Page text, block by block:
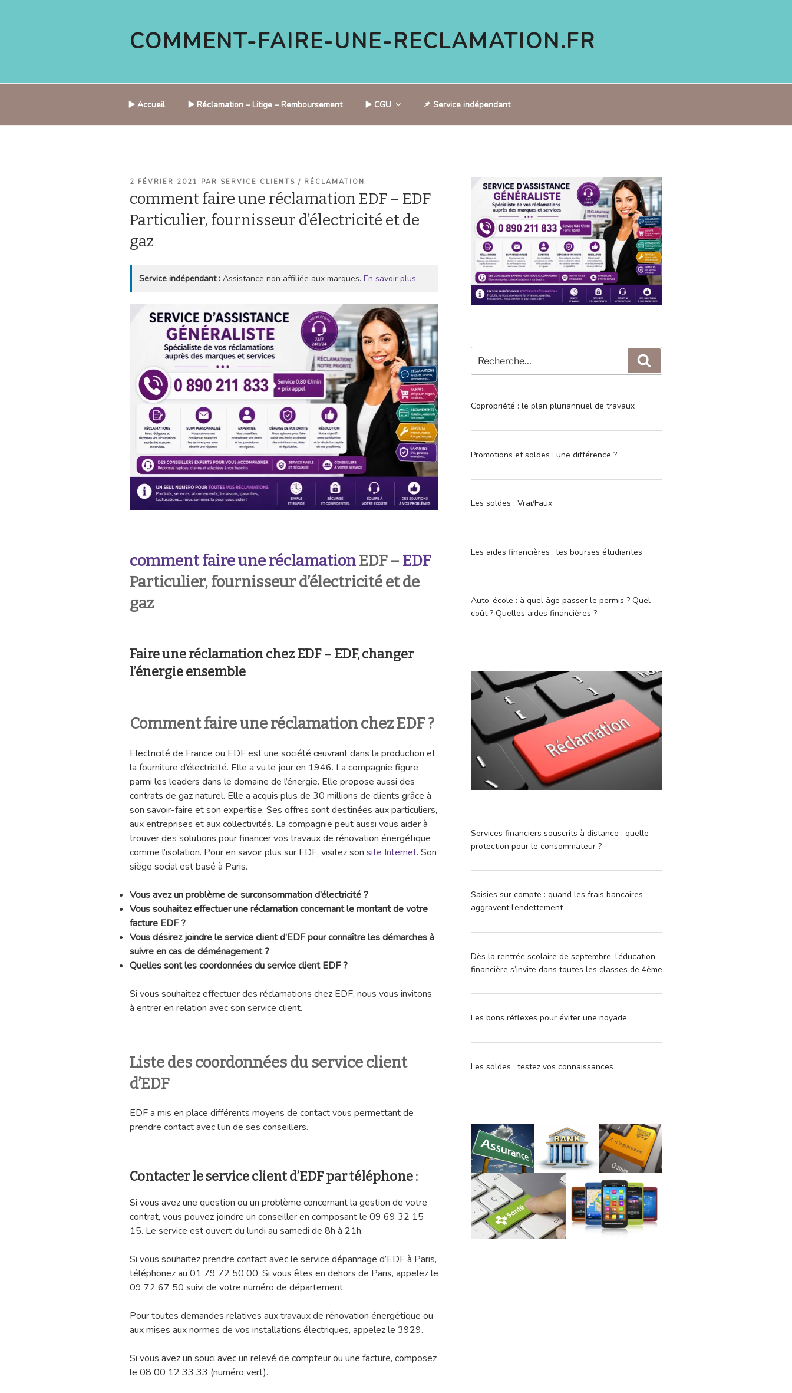
COMMENT-FAIRE-UNE-RECLAMATION.FR
▶️ Accueil ▶️ Réclamation – Litige – Remboursement ▶️ CGU 📌 Service indépendant
PUBLIÉ
2 FÉVRIER 2021 PAR SERVICE CLIENTS / RÉCLAMATION
comment faire une réclamation EDF – EDF
Particulier, fournisseur d’électricité et de
gaz
Service indépendant : Assistance non affiliée aux marques. En savoir plus
comment faire une réclamationEDF – EDF
Particulier, fournisseur d’électricité et de
gaz
Faire une réclamation chez EDF – EDF, changer
l’énergie ensemble
Comment faire une réclamation chez EDF ?
Electricité de France ou EDF est une société œuvrant dans la production et
la fourniture d’électricité. Elle a vu le jour en 1946. La compagnie figure
parmi les leaders dans le domaine de l’énergie. Elle propose aussi des
contrats de gaz naturel. Elle a acquis plus de 30 millions de clients grâce à
son savoir-faire et son expertise. Ses offres sont destinées aux particuliers,
aux entreprises et aux collectivités. La compagnie peut aussi vous aider à
trouver des solutions pour financer vos travaux de rénovation énergétique
comme l’isolation. Pour en savoir plus sur EDF, visitez son site Internet. Son
siège social est basé à Paris.
Vous avez un problème de surconsommation d’électricité ?
Vous souhaitez effectuer une réclamation concernant le montant de votre
facture EDF ?
Vous désirez joindre le service client d’EDF pour connaître les démarches à
suivre en cas de déménagement ?
Quelles sont les coordonnées du service client EDF ?
Si vous souhaitez effectuer des réclamations chez EDF, nous vous invitons
à entrer en relation avec son service client.
Liste des coordonnées du service client
d’EDF
EDF a mis en place différents moyens de contact vous permettant de
prendre contact avec l’un de ses conseillers.
Contacter le service client d’EDF par téléphone :
Si vous avez une question ou un problème concernant la gestion de votre
contrat, vous pouvez joindre un conseiller en composant le 09 69 32 15
15. Le service est ouvert du lundi au samedi de 8h à 21h.
Si vous souhaitez prendre contact avec le service dépannage d’EDF à Paris,
téléphonez au 01 79 72 50 00. Si vous êtes en dehors de Paris, appelez le
09 72 67 50 suivi de votre numéro de département.
Pour toutes demandes relatives aux travaux de rénovation énergétique ou
aux mises aux normes de vos installations électriques, appelez le 3929.
Si vous avez un souci avec un relevé de compteur ou une facture, composez
le 08 00 12 33 33 (numéro vert).
pour
:
Copropriété : le plan pluriannuel de travaux
Promotions et soldes : une différence ?
Les soldes : Vrai/Faux
Les aides financières : les bourses étudiantes
Auto-école : à quel âge passer le permis ? Quel
coût ? Quelles aides financières ?
Services financiers souscrits à distance : quelle
protection pour le consommateur ?
Saisies sur compte : quand les frais bancaires
aggravent l’endettement
Dès la rentrée scolaire de septembre, l’éducation
financière s’invite dans toutes les classes de 4ème
Les bons réflexes pour éviter une noyade
Les soldes : testez vos connaissances